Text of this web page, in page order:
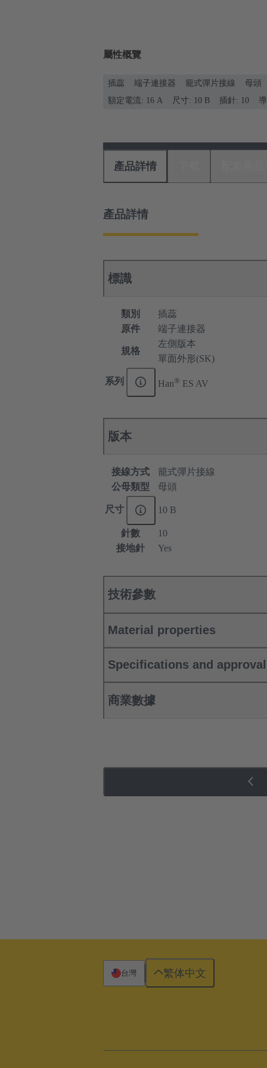
屬性概覽
插蕊 端子連接器 籠式彈片接線
母頭
額定電流: ‌16 A
尺寸: 10 B 插針: 10
產品詳情
產品詳情
標識
類別
插蕊
原件
端子連接器
規格
左側版本
單面外形(SK)
系列 Han® ES AV
版本
接線方式
籠式彈片接線
公母類型
母頭
尺寸 10 B
針數
10
接地針
Yes
技術參數
Material properties
Specifications and
商業數據
台灣 繁体中文